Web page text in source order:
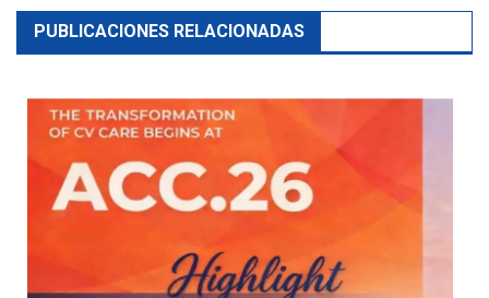
PUBLICACIONES RELACIONADAS